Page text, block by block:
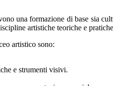
una formazione di base sia
artistiche teoriche e
artistico sono:
e strumenti visivi.